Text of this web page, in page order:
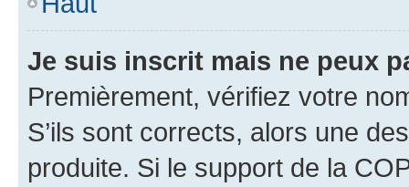
Je suis inscrit mais ne peux
Premièrement, vérifiez votre
S’ils sont corrects, alors une
produite. Si le support de la